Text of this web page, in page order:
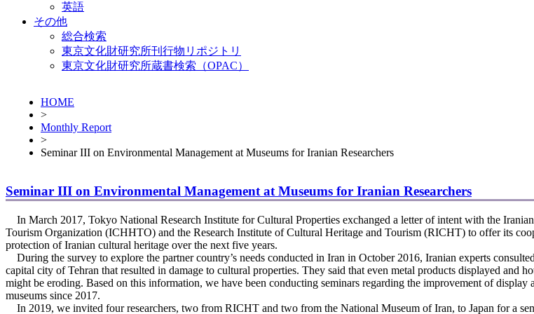
英語
その他
総合検索
東京文化財研究所刊行物リポジトリ
東京文化財研究所蔵書検索（OPAC）
HOME
>
Monthly Report
>
Seminar III on Environmental Management at Museums for Iranian Researchers
Seminar III on Environmental Management at Museums for Iranian Researchers
In March 2017, Tokyo National Research Institute for Cultural Properties exchanged a letter of intent with the
Tourism Organization (ICHHTO) and the Research Institute of Cultural Heritage and Tourism (RICHT) to offer its
protection of Iranian cultural heritage over the next five years.
During the survey to explore the partner country’s needs conducted in Iran in October 2016, Iranian experts
capital city of Tehran that resulted in damage to cultural properties. They said that even metal products displayed and
might be eroding. Based on this information, we have been conducting seminars regarding the improvement of display
museums since 2017.
In 2019, we invited four researchers, two from RICHT and two from the National Museum of Iran, to Japan for a